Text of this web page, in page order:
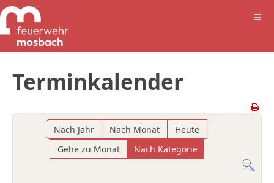
Terminkalender
Nach Jahr Nach Monat
Heute
Gehe zu Monat
Nach Kategorie